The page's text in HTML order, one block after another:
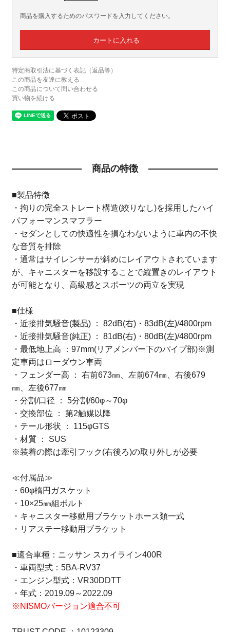
商品を購入するためのパスワードを入力してください。
特定商取引法に基づく表記（返品等）
この商品を友達に教える
この商品について問い合わせる
買い物を続ける
商品の特徴
■製品特徴
・拘りの完全ストレート構造(絞りなし)を採用したハイ
パフォーマンスマフラー
・セダンとしての快適性を損なわないように車内の不快
な音質を排除
・通常はサイレンサーが斜めにレイアウトされています
が、キャニスターを移設することで縦置きのレイアウト
が可能となり、高級感とスポーツの両立を実現
■仕様
・近接排気騒音(製品) ： 82dB(右)・83dB(左)/4800rpm
・近接排気騒音(純正) ： 81dB(右)・80dB(左)/4800rpm
・最低地上高 ：97mm(リアメンバー下のパイプ部)※測
定車両はローダウン車両
・フェンダー高 ： 右前673㎜、左前674㎜、右後679
㎜、左後677㎜
・分割/口径 ： 5分割/60φ～70φ
・交換部位 ： 第2触媒以降
・テール形状 ： 115φGTS
・材質 ： SUS
※装着の際は牽引フック(右後ろ)の取り外しが必要
≪付属品≫
・60φ楕円ガスケット
・10×25㎜組ボルト
・キャニスター移動用ブラケットホース類一式
・リアステー移動用ブラケット
■適合車種：ニッサン スカイライン400R
・車両型式：5BA-RV37
・エンジン型式：VR30DDTT
・年式：2019.09～2022.09
※NISMOバージョン適合不可